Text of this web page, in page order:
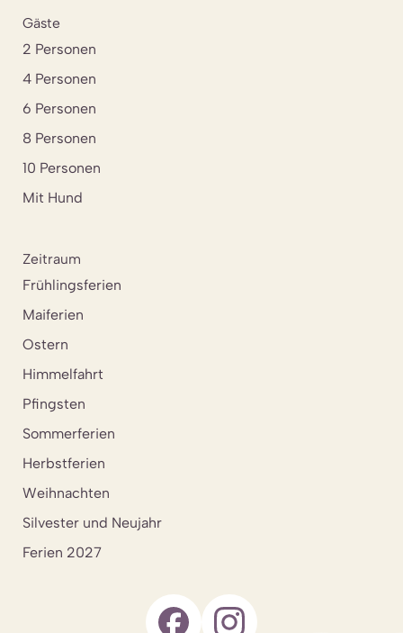
Gäste
2 Personen
4 Personen
6 Personen
8 Personen
10 Personen
Mit Hund
Zeitraum
Frühlingsferien
Maiferien
Ostern
Himmelfahrt
Pfingsten
Sommerferien
Herbstferien
Weihnachten
Silvester und Neujahr
Ferien 2027